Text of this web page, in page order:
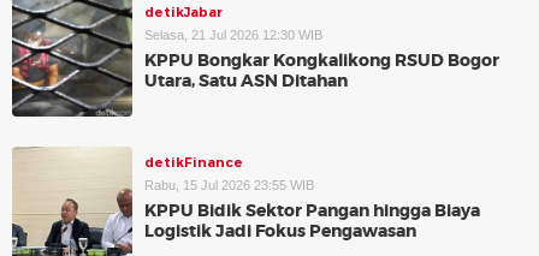
detikJabar
Selasa, 21 Jul 2026 12:30 WIB
KPPU Bongkar Kongkalikong RSUD Bogor
Utara, Satu ASN Ditahan
detikFinance
Rabu, 15 Jul 2026 23:55 WIB
KPPU Bidik Sektor Pangan hingga Biaya
Logistik Jadi Fokus Pengawasan